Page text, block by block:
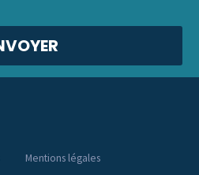
Mentions légales